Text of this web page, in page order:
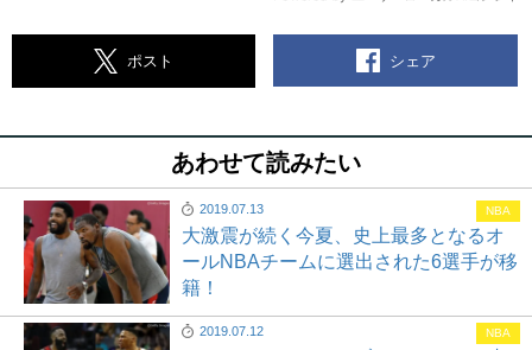
ポスト シェア
あわせて読みたい
2019.07.13
大激震が続く今夏、史上最多となるオ
ールNBAチームに選出された6選手が移
籍！
NBA
2019.07.12 NBA